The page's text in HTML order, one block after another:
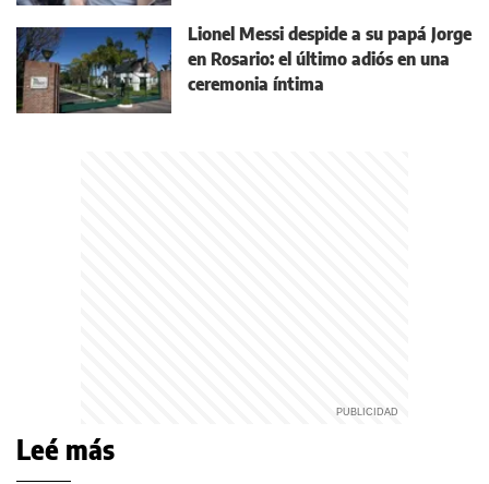
Lionel Messi despide a su papá Jorge
en Rosario: el último adiós en una
ceremonia íntima
Leé más